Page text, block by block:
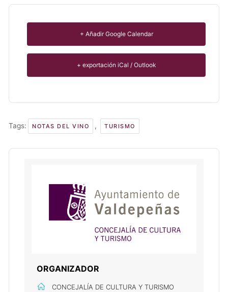
+ Añadir Google Calendar
+ exportación iCal / Outlook
Tags: NOTAS DEL VINO , TURISMO
ORGANIZADOR
CONCEJALÍA DE CULTURA Y TURISMO